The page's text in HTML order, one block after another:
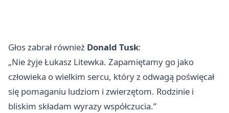
Głos zabrał również Donald Tusk:
„Nie żyje Łukasz Litewka. Zapamiętamy go jako
człowieka o wielkim sercu, który z odwagą poświęcał
się pomaganiu ludziom i zwierzętom. Rodzinie i
bliskim składam wyrazy współczucia.”